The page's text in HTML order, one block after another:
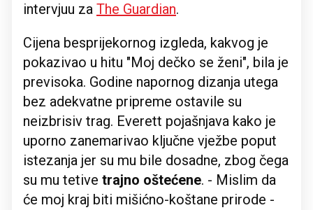
intervjuu za The Guardian.
Cijena besprijekornog izgleda, kakvog je
pokazivao u hitu "Moj dečko se ženi", bila je
previsoka. Godine napornog dizanja utega
bez adekvatne pripreme ostavile su
neizbrisiv trag. Everett pojašnjava kako je
uporno zanemarivao ključne vježbe poput
istezanja jer su mu bile dosadne, zbog čega
su mu tetive trajno oštećene. - Mislim da
će moj kraj biti mišićno-koštane prirode -